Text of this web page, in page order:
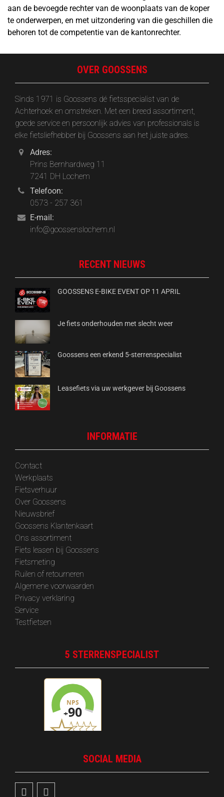
aan de bevoegde rechter van de woonplaats van de koper
te onderwerpen, en met uitzondering van die geschillen die
behoren tot de competentie van de kantonrechter.
OVER GOOSSENS
Sinds 1971 is Goossens dé fietsspecialist van de
Achterhoek en omstreken. Met een breed assortiment,
goede service en persoonlijk advies van professionals is
elke fietsliefhebber bij Goossens aan het juiste adres.
Adres:
Prins Bernhardweg 11
7241 DH Lochem
Telefoon:
0573 - 257 361
E-mail:
info@goossenslochem.nl
RECENT NIEUWS
GOOSSENS E-BIKE EVENT OP 11 APRIL
Je fiets onderhouden met slecht weer
Goossens een erkend 5-sterrenspecialist
Leasefiets via uw werkgever bij Goossens
INFORMATIE
Contact
Werkplaats
Fietsverhuur
Over Goossens
‎Nieuwsbrief
Goossens Klantenkaart
Ons assortiment
Fiets leasen bij Goossens
Fietsmeting
Ruilen of retourneren
Algemene voorwaarden
Privacy verklaring
Service
Testfietsen
5 STERRENSPECIALIST
SOCIAL MEDIA